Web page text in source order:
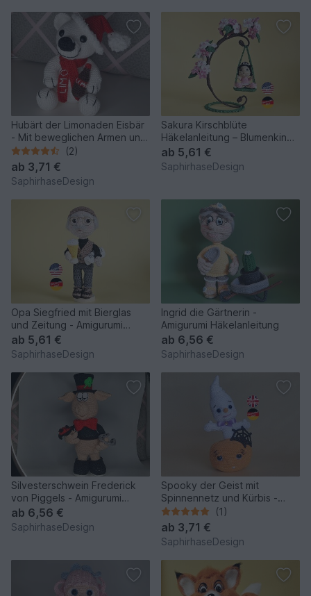
Hubärt der Limonaden Eisbär
- Mit beweglichen Armen und
Beinen - Amigurumi
(2)
ab 3,71 €
SaphirhaseDesign
Sakura Kirschblüte
Häkelanleitung – Blumenkind
mit Schaukel & Kirschblüten
ab 5,61 €
SaphirhaseDesign
Opa Siegfried mit Bierglas
und Zeitung - Amigurumi
Häkelanleitung
ab 5,61 €
SaphirhaseDesign
Ingrid die Gärtnerin -
Amigurumi Häkelanleitung
ab 6,56 €
SaphirhaseDesign
Silvesterschwein Frederick
von Piggels - Amigurumi
Häkelanleitung
ab 6,56 €
SaphirhaseDesign
Spooky der Geist mit
Spinnennetz und Kürbis -
Amigurumi Häkelanleitung
(1)
ab 3,71 €
SaphirhaseDesign